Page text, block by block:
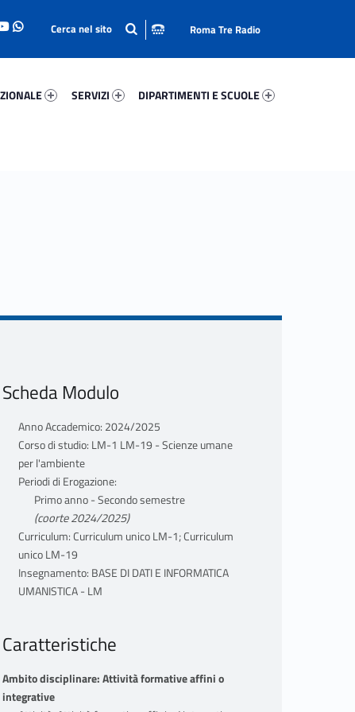
SERVIZI
DIPARTIMENTI E SCUOLE
Roma Tre Radio
Scheda Modulo
Anno Accademico: 2024/2025
Corso di studio: LM-1 LM-19 - Scienze umane
per l'ambiente
Periodi di Erogazione:
Primo anno - Secondo semestre
(coorte 2024/2025)
Curriculum: Curriculum unico LM-1; Curriculum
unico LM-19
Insegnamento: BASE DI DATI E INFORMATICA
UMANISTICA - LM
Caratteristiche
Ambito disciplinare: Attività formative affini o
integrative